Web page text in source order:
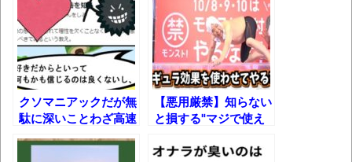
ん（上）（下）」発売
【画像】整形で2400万円超えの美女、水着
グラビアに挑戦
歴ログは10周年ですがnoteに引っ越します
進撃の巨人シーズン7 ファイナルシーズンの
クソマニアックだが無
駄に深いことわざ高速
28連発!!
【悪用厳禁】知らない
と損する"マジで使え
学効果ｗｗｗ